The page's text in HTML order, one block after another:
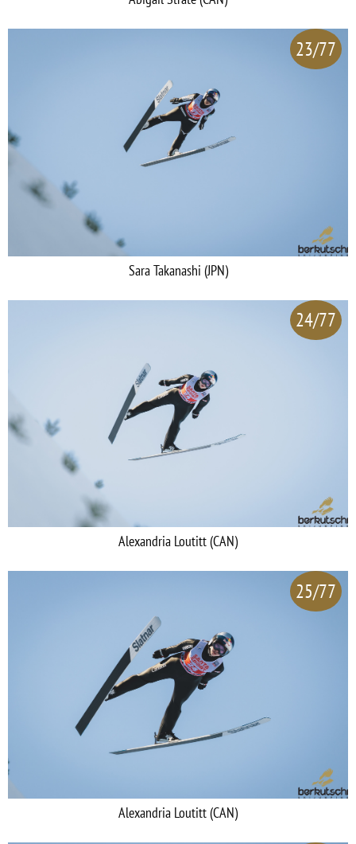
23/77
Sara Takanashi (JPN)
24/77
Alexandria Loutitt (CAN)
25/77
Alexandria Loutitt (CAN)